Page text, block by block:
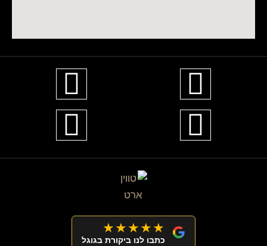
★★★★★
כתבו לנו ביקורת בגוגל